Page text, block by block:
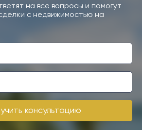
на все вопросы и помогут
с недвижимостью на
консультацию